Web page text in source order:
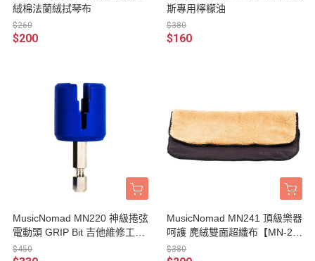
絨棉法蘭絨拭琴布
$260
$200
斯專用檸檬油
$380
$160
MusicNomad MN220 神級捲弦
電動頭 GRIP Bit 吉他維修工具
捲弦器 可搭配電鑽使用【MN-2
$450
MusicNomad MN241 頂級樂器
呵護 麂絨雙面超纖布【MN-24
1】
$380